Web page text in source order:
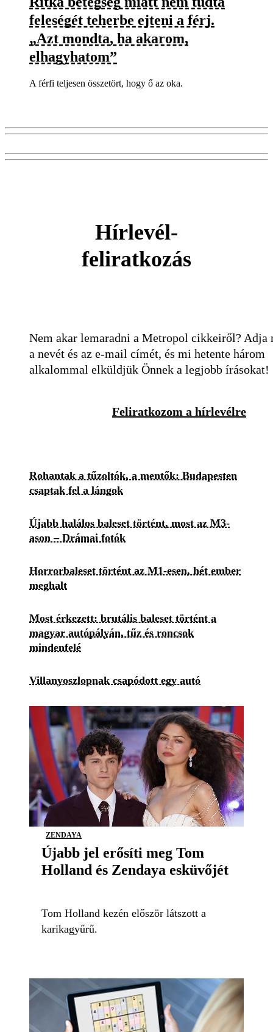
feleségét teherbe ejteni a férj.
„Azt mondta, ha akarom,
elhagyhatom”
A férfi teljesen összetört, hogy ő az oka.
Hírlevél-
feliratkozás
Nem akar lemaradni a Metropol cikkeiről? Adja
a nevét és az e-mail címét, és mi hetente három
alkalommal elküldjük Önnek a legjobb írásokat!
Feliratkozom a hírlevélre
Rohantak a tűzoltók, a mentők: Budapesten
csaptak fel a lángok
Újabb halálos baleset történt, most az M3-
ason – Drámai fotók
Horrorbaleset történt az M1-esen, hét ember
meghalt
Most érkezett: brutális baleset történt a
magyar autópályán, tűz és roncsok
mindenfelé
Villanyoszlopnak csapódott egy autó
ZENDAYA
Újabb jel erősíti meg Tom
Holland és Zendaya esküvőjét
Tom Holland kezén először látszott a
karikagyűrű.